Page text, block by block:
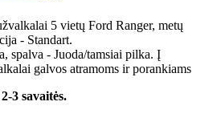
5 vietų Ford Ranger, metų
- Standart.
spalva - Juoda/tamsiai pilka. Į
galvos atramoms ir porankiams
3 savaitės.